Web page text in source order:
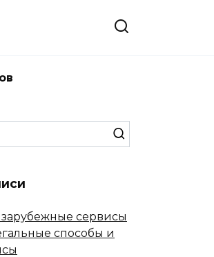
зарубежные сервисы
способы и